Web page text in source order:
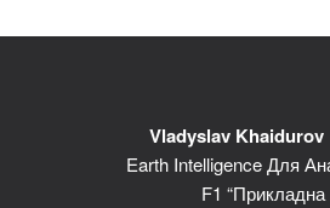
Vladyslav Khaidurov
Earth Intelligence Для
F1